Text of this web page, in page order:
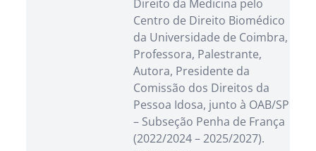
Direito da Medicina pelo
Centro de Direito Biomédico
da Universidade de Coimbra,
Professora, Palestrante,
Autora, Presidente da
Comissão dos Direitos da
Pessoa Idosa, junto à OAB/SP
– Subseção Penha de França
(2022/2024 – 2025/2027).